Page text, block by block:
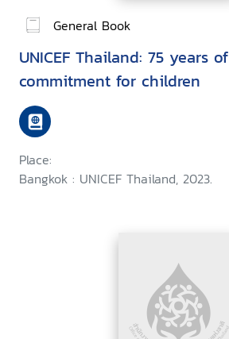
General Book
UNICEF Thailand: 75 years of
commitment for children
Place:
Bangkok : UNICEF Thailand, 2023.